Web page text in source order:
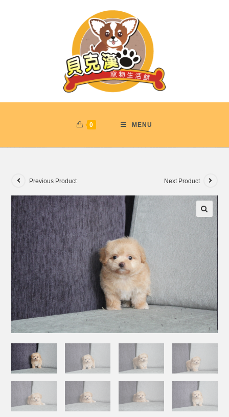
0 MENU
Previous Product Next Product